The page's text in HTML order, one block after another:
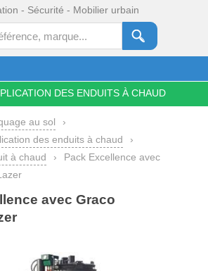
- Sécurité - Mobilier urbain
DES ENDUITS À CHAUD
au sol
›
des enduits à chaud
›
à chaud
›
Pack Excellence avec
avec Graco